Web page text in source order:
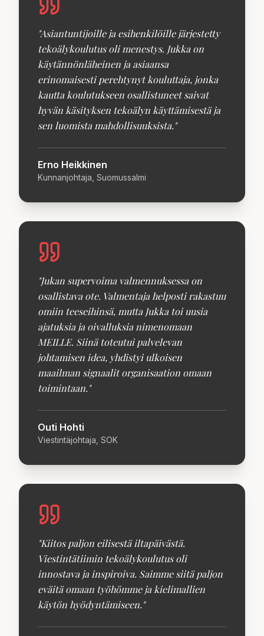
"Asiantuntijoille ja esihenkilöille järjestetty
tekoälykoulutus oli menestys. Jukka on
käytännönläheinen ja asiaansa
erinomaisesti perehtynyt kouluttaja, jonka
kautta koulutukseen osallistuneet saivat
hyvän käsityksen tekoälyn käyttämisestä ja
sen luomista mahdollisuuksista."
Erno Heikkinen
Kunnanjohtaja, Suomussalmi
"Jukan supervoima valmennuksessa on
osallistava ote. Valmentaja helposti rakastuu
omiin teeseihinsä, mutta Jukka toi uusia
ajatuksia ja oivalluksia nimenomaan
MEILLE. Siinä toteutui palvelevan
johtamisen idea, yhdistyi ulkoisen
maailman signaalit organisaation omaan
toimintaan."
Outi Hohti
Viestintäjohtaja, SOK
"Kiitos paljon eilisestä iltapäivästä.
Viestintätiimin tekoälykoulutus oli
innostava ja inspiroiva. Saimme siitä paljon
eväitä omaan työhömme ja kielimallien
käytön hyödyntämiseen."